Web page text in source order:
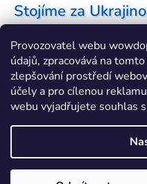
Provozovatel webu
údajů, zpracovává na
zlepšování prostředí
účely a pro cílenou
webu vyjadřujete souhlas
Stojíme za
Jak a čím pomoci »